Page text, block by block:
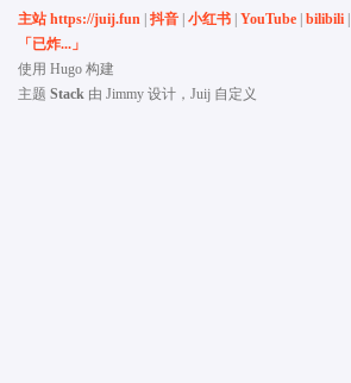
主站 https://juij.fun 抖音 小红书 YouTube bilibili
「已炸...」
使用 Hugo 构建
主题 Stack 由 Jimmy 设计，Juij 自定义